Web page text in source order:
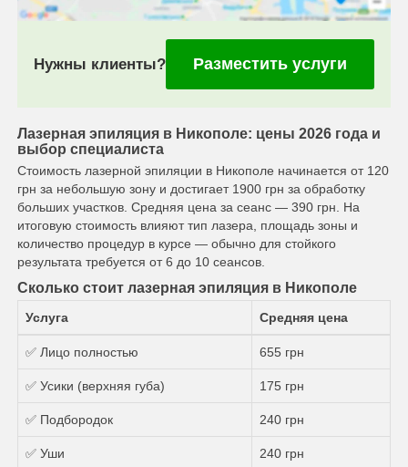
Нужны клиенты? Разместить услуги
Лазерная эпиляция в Никополе: цены 2026 года и
выбор специалиста
Стоимость лазерной эпиляции в Никополе начинается от 120
грн за небольшую зону и достигает 1900 грн за обработку
больших участков. Средняя цена за сеанс — 390 грн. На
итоговую стоимость влияют тип лазера, площадь зоны и
количество процедур в курсе — обычно для стойкого
результата требуется от 6 до 10 сеансов.
Сколько стоит лазерная эпиляция в Никополе
Услуга Средняя цена
✅ Лицо полностью 655 грн
✅ Усики (верхняя губа) 175 грн
✅ Подбородок 240 грн
✅ Уши 240 грн